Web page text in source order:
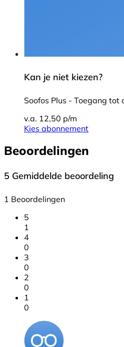
Kan je niet kiezen?
Soofos Plus - Toegang tot
v.a. 12,50 p/m
Kies abonnement
Beoordelingen
5 Gemiddelde beoordeling
1 Beoordelingen
5
1
4
0
3
0
2
0
1
0